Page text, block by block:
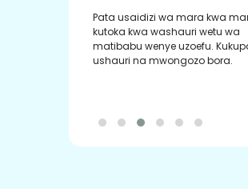
Pata usaidizi wa mara kwa
kutoka kwa washauri wetu wa
matibabu wenye uzoefu.
ushauri na mwongozo bora.